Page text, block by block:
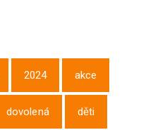
2024 akce
dovolená děti